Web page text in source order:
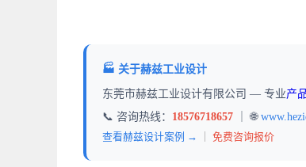
🏭 关于赫兹工业设计
东莞市赫兹工业设计有限公司 — 专业产
📞 咨询热线： 18576718657 ｜ 🌐
查看赫兹设计案例 →
免费咨询报价